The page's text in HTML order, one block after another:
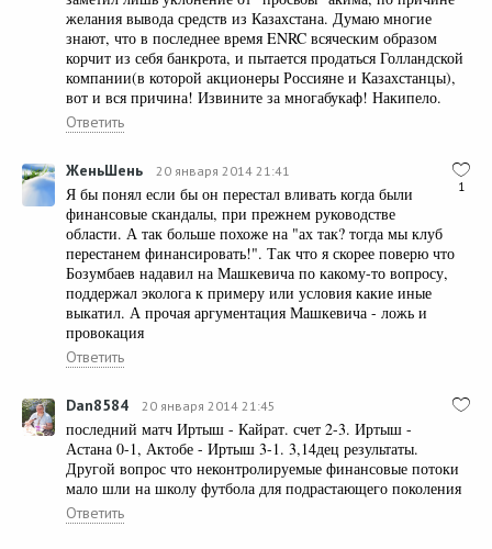
желания вывода средств из Казахстана. Думаю многие
знают, что в последнее время ENRC всяческим образом
корчит из себя банкрота, и пытается продаться Голландской
компании(в которой акционеры Россияне и Казахстанцы),
вот и вся причина! Извините за многабукаф! Накипело.
Ответить
1
ЖеньШень 20 января 2014 21:41
Я бы понял если бы он перестал вливать когда были
финансовые скандалы, при прежнем руководстве
области. А так больше похоже на "ах так? тогда мы клуб
перестанем финансировать!". Так что я скорее поверю что
Бозумбаев надавил на Машкевича по какому-то вопросу,
поддержал эколога к примеру или условия какие иные
выкатил. А прочая аргументация Машкевича - ложь и
провокация
Ответить
Dan8584 20 января 2014 21:45
последний матч Иртыш - Кайрат. счет 2-3. Иртыш -
Астана 0-1, Актобе - Иртыш 3-1. 3,14дец результаты.
Другой вопрос что неконтролируемые финансовые потоки
мало шли на школу футбола для подрастающего поколения
Ответить